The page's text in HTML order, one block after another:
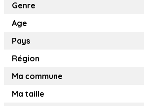
Genre
Age
Pays
Région
Ma commune
Ma taille